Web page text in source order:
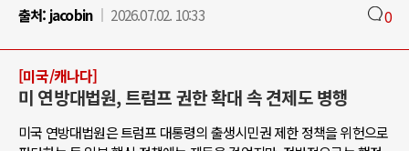
출처: jacobin 2026.07.02. 10:33 0
[미국/캐나다]
미 연방대법원, 트럼프 권한 확대 속 견제도 병행
미국 연방대법원은 트럼프 대통령의 출생시민권 제한 정책을 위헌으로